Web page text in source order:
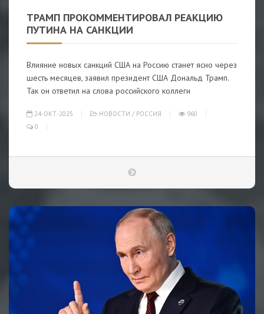
ТРАМП ПРОКОММЕНТИРОВАЛ РЕАКЦИЮ
ПУТИНА НА САНКЦИИ
Влияние новых санкций США на Россию станет ясно через
шесть месяцев, заявил президент США Дональд Трамп.
Так он ответил на слова российского коллеги
24-ОКТ-2025 НОВОСТИ / РОССИЯ
960
0